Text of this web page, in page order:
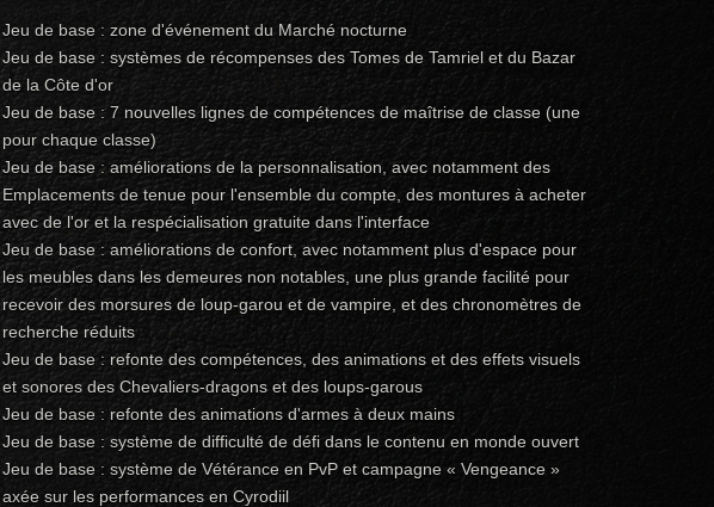
Jeu de base : zone d'événement du Marché nocturne
Jeu de base : systèmes de récompenses des Tomes de Tamriel et du Bazar
de la Côte d'or
Jeu de base : 7 nouvelles lignes de compétences de maîtrise de classe (une
pour chaque classe)
Jeu de base : améliorations de la personnalisation, avec notamment des
Emplacements de tenue pour l'ensemble du compte, des montures à acheter
avec de l'or et la respécialisation gratuite dans l'interface
Jeu de base : améliorations de confort, avec notamment plus d'espace pour
les meubles dans les demeures non notables, une plus grande facilité pour
recevoir des morsures de loup-garou et de vampire, et des chronomètres de
recherche réduits
Jeu de base : refonte des compétences, des animations et des effets visuels
et sonores des Chevaliers-dragons et des loups-garous
Jeu de base : refonte des animations d'armes à deux mains
Jeu de base : système de difficulté de défi dans le contenu en monde ouvert
Jeu de base : système de Vétérance en PvP et campagne « Vengeance »
axée sur les performances en Cyrodiil